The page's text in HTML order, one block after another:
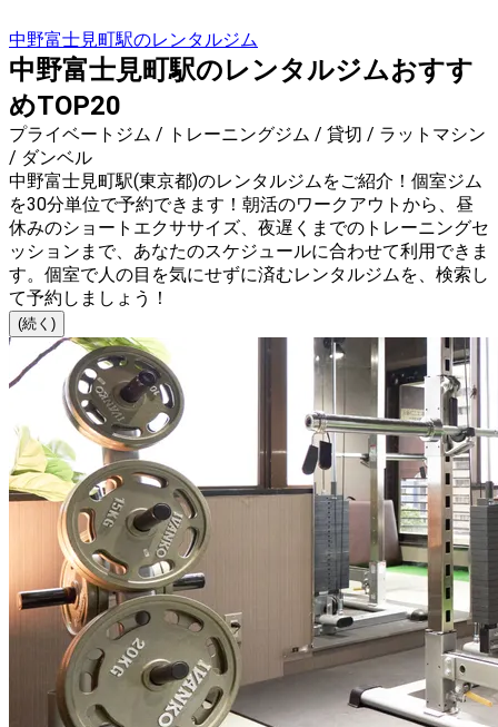
中野富士見町駅のレンタルジム
中野富士見町駅のレンタルジムおすす
めTOP20
プライベートジム / トレーニングジム / 貸切 / ラットマシン
/ ダンベル
中野富士見町駅(東京都)のレンタルジムをご紹介！個室ジム
を30分単位で予約できます！朝活のワークアウトから、昼
休みのショートエクササイズ、夜遅くまでのトレーニングセ
ッションまで、あなたのスケジュールに合わせて利用できま
す。個室で人の目を気にせずに済むレンタルジムを、検索し
て予約しましょう！
(続く)